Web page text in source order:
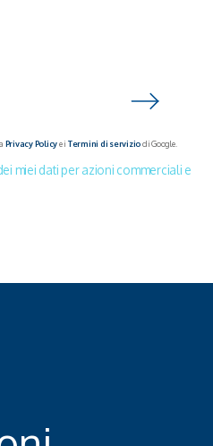
Privacy Policye i Termini di serviziodi Google.
miei dati per azioni commerciali e